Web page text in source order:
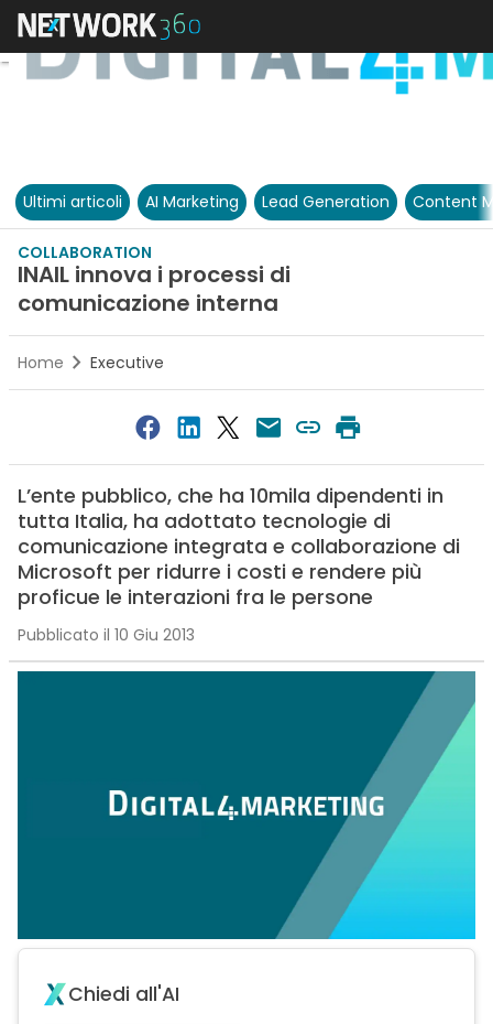
Ultimi articoli AI Marketing Lead Generation Content
COLLABORATION
INAIL innova i processi di
comunicazione interna
Home Executive
L’ente pubblico, che ha 10mila dipendenti in
tutta Italia, ha adottato tecnologie di
comunicazione integrata e collaborazione di
Microsoft per ridurre i costi e rendere più
proficue le interazioni fra le persone
Pubblicato il 10 Giu 2013
Chiedi all'AI